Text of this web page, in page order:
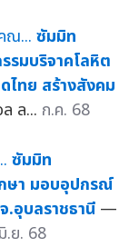
ซัมมิท
รมบริจาคโลหิต
ไทย สร้างสังคม
ล... ก.ค. 68
ซัมมิท
ษา มอบอุปกรณ์
.อุบลราชธานี —
.ย. 68